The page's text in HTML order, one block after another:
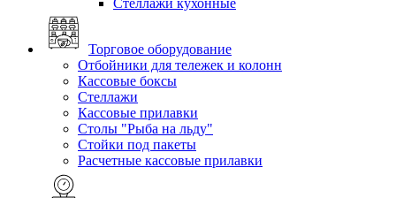
Стеллажи кухонные
Торговое оборудование
Отбойники для тележек и колонн
Кассовые боксы
Стеллажи
Кассовые прилавки
Столы "Рыба на льду"
Стойки под пакеты
Расчетные кассовые прилавки